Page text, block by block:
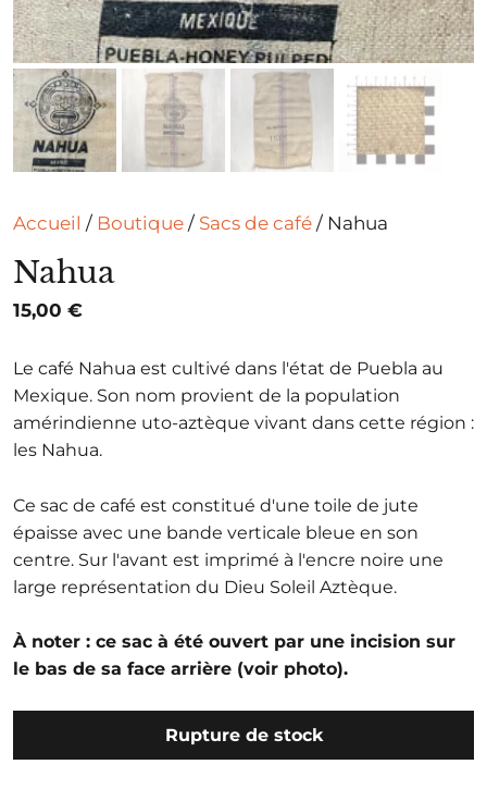
Accueil / Boutique / Sacs de café / Nahua
Nahua
15,00 €
Le café Nahua est cultivé dans l'état de Puebla au
Mexique. Son nom provient de la population
amérindienne uto-aztèque vivant dans cette région :
les Nahua.
Ce sac de café est constitué d'une toile de jute
épaisse avec une bande verticale bleue en son
centre. Sur l'avant est imprimé à l'encre noire une
large représentation du Dieu Soleil Aztèque.
À noter : ce sac à été ouvert par une incision sur
le bas de sa face arrière (voir photo).
Rupture de stock